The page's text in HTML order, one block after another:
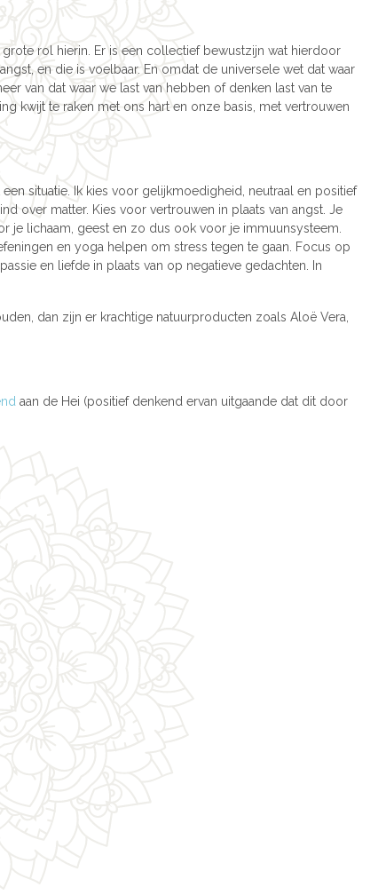
rol hierin. Er is een collectief bewustzijn wat hierdoor
en die is voelbaar. En omdat de universele wet dat waar
van dat waar we last van hebben of denken last van te
kwijt te raken met ons hart en onze basis, met vertrouwen
situatie. Ik kies voor gelijkmoedigheid, neutraal en positief
over matter. Kies voor vertrouwen in plaats van angst. Je
lichaam, geest en zo dus ook voor je immuunsysteem.
en yoga helpen om stress tegen te gaan. Focus op
en liefde in plaats van op negatieve gedachten. In
dan zijn er krachtige natuurproducten zoals Aloë Vera,
aan de Hei (positief denkend ervan uitgaande dat dit door